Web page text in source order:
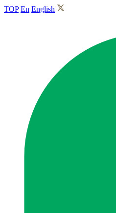
TOP En English